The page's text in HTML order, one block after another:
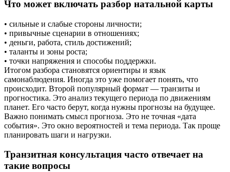
Что может включать разбор натальной карты
• сильные и слабые стороны личности;
• привычные сценарии в отношениях;
• деньги, работа, стиль достижений;
• таланты и зоны роста;
• точки напряжения и способы поддержки.
Итогом разбора становятся ориентиры и язык
самонаблюдения. Иногда это уже помогает понять, что
происходит. Второй популярный формат — транзиты и
прогностика. Это анализ текущего периода по движениям
планет. Его часто берут, когда нужны прогнозы на будущее.
Важно понимать смысл прогноза. Это не точная «дата
события». Это окно вероятностей и тема периода. Так проще
планировать шаги и нагрузки.
Транзитная консультация часто отвечает на
такие вопросы